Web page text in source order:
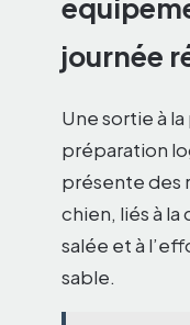
journée
Une sortie à
préparation
présente des
chien, liés à la
salée et à
sable.